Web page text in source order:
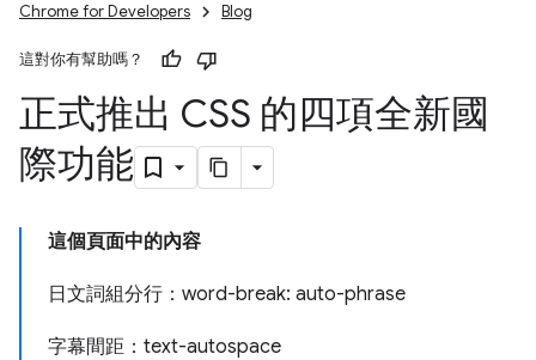
Chrome for Developers Blog
這對你有幫助嗎？
正式推出 CSS 的四項全新國
際功能
這個頁面中的內容
日文詞組分行：word-break: auto-phrase
字幕間距：text-autospace